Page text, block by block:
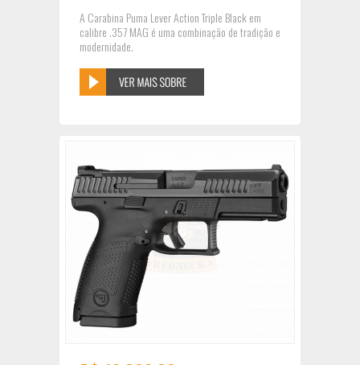
A Carabina Puma Lever Action Triple Black em
calibre .357 MAG é uma combinação de tradição e
modernidade.